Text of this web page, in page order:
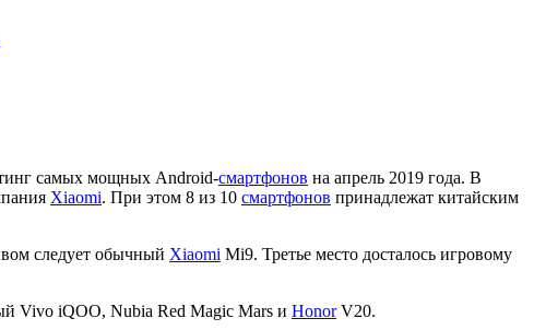
самых мощных Android-смартфонов на апрель 2019 года. В
Xiaomi. При этом 8 из 10 смартфонов принадлежат китайским
следует обычный Xiaomi Mi9. Третье место досталось игровому
Vivo iQOO, Nubia Red Magic Mars и HonorV20.